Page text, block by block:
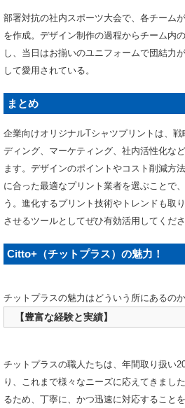
部署対抗の社内スポーツ大会で、各チーム
を作成。デザイン制作の過程からチーム内
し、当日はお揃いのユニフォームで団結力
して愛用されている。
まとめ
企業向けオリジナルTシャツプリントは、
ディング、マーケティング、社内活性化な
ます。デザインのポイントやコスト削減方
に合った最適なプリント業者を選ぶことで
う。進化するプリント技術やトレンドも取
させるツールとしてぜひ有効活用してくださ
Citto+（チットプラス）の魅力！
チットプラスの魅力はどういう所にあるの
【豊富な経験と実績】
チットプラスの職人たちは、年間取り扱い
り、これまで様々なニーズに応えてきまし
るため、丁寧に、かつ迅速に対応すること